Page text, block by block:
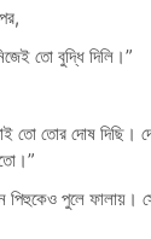
তো বুদ্ধি দিলি।”
তো তোর দোষ দিছি।
পিহুকেও পুলে ফালায়।